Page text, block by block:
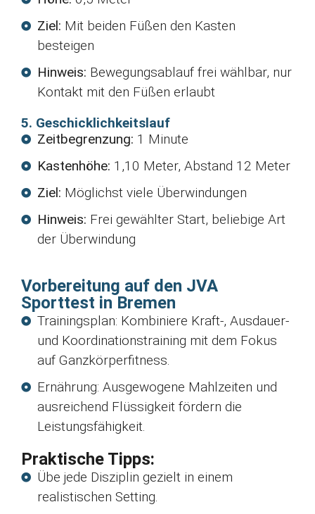
Ziel: Mit beiden Füßen den Kasten
besteigen
Hinweis: Bewegungsablauf frei wählbar, nur
Kontakt mit den Füßen erlaubt
5. Geschicklichkeitslauf
Zeitbegrenzung: 1 Minute
Kastenhöhe: 1,10 Meter, Abstand 12 Meter
Ziel: Möglichst viele Überwindungen
Hinweis: Frei gewählter Start, beliebige Art
der Überwindung
Vorbereitung auf den JVA
Sporttest in Bremen
Trainingsplan: Kombiniere Kraft-, Ausdauer-
und Koordinationstraining mit dem Fokus
auf Ganzkörperfitness.
Ernährung: Ausgewogene Mahlzeiten und
ausreichend Flüssigkeit fördern die
Leistungsfähigkeit.
Praktische Tipps:
Übe jede Disziplin gezielt in einem
realistischen Setting.